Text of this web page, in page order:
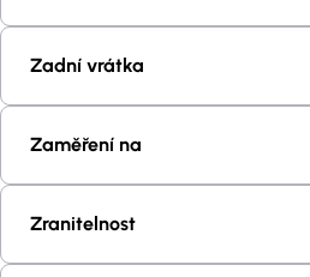
Zadní vrátka
Zaměření na
Zranitelnost